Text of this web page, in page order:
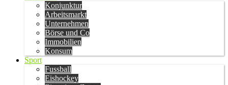
Konjunktur
Arbeitsmarkt
Unternehmen
Börse und Co
Immobilien
Konsum
Sport
Fussball
Eishockey